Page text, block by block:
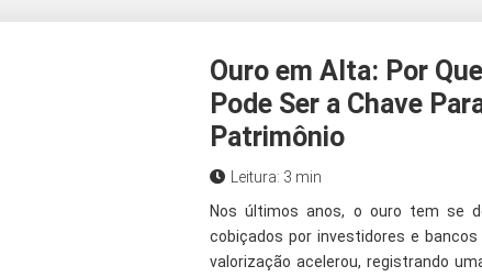
Ouro em Alta: Por
Pode Ser a Chave
Patrimônio
Leitura: 3 min
Nos últimos anos, o ouro tem se
cobiçados por investidores e
valorização acelerou, registrando